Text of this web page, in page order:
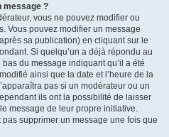
message ?
vous ne pouvez modifier ou
Vous pouvez modifier un message
sa publication) en cliquant sur le
Si quelqu’un a déjà répondu au
du message indiquant qu’il a été
ainsi que la date et l’heure de la
pas si un modérateur ou un
ils ont la possibilité de laisser
message de leur propre initiative.
supprimer un message une fois que